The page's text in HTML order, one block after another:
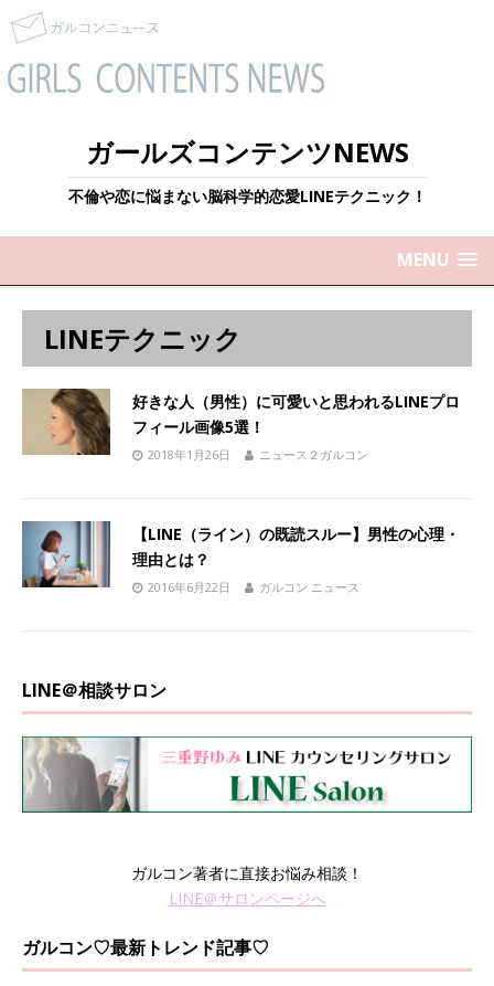
ガールズコンテンツNEWS
不倫や恋に悩まない脳科学的恋愛LINEテクニック！
MENU
LINEテクニック
好きな人（男性）に可愛いと思われるLINEプロ
フィール画像5選！
2018年1月26日 ニュース２ガルコン
【LINE（ライン）の既読スルー】男性の心理・
理由とは？
2016年6月22日 ガルコン ニュース
LINE＠相談サロン
ガルコン著者に直接お悩み相談！
LINE＠サロンページへ
ガルコン♡最新トレンド記事♡